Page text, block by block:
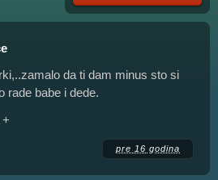
da ti dam minus sto si
rade babe i dede.
pre 16 godina